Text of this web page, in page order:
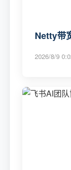
Netty带
2026/8/9